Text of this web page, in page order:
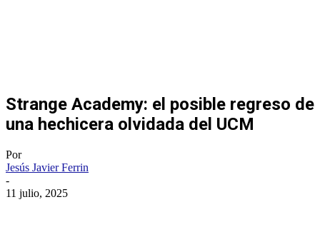
Strange Academy: el posible regreso de
una hechicera olvidada del UCM
Por
Jesús Javier Ferrin
-
11 julio, 2025